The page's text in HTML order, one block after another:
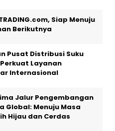
Siap Menuju
Berikutnya
Pusat Distribusi Suku
Layanan
Internasional
Jalur Pengembangan
Global: Menuju Masa
Hijau dan Cerdas